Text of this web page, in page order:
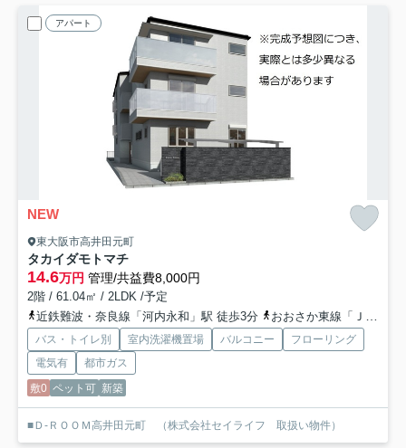
アパート
NEW
東大阪市高井田元町
タカイダモトマチ
14.6万円 管理/共益費8,000円
2階 / 61.04㎡ / 2LDK /予定
近鉄難波・奈良線「河内永和」駅 徒歩3分
おおさか東線「ＪＲ河内永和」駅 徒歩4分
バス・トイレ別 室内洗濯機置場 バルコニー
フローリング
電気有
都市ガス
敷0 ペット可 新築
■Ｄ-ＲＯＯＭ高井田元町 （株式会社セイライフ 取扱い物件）